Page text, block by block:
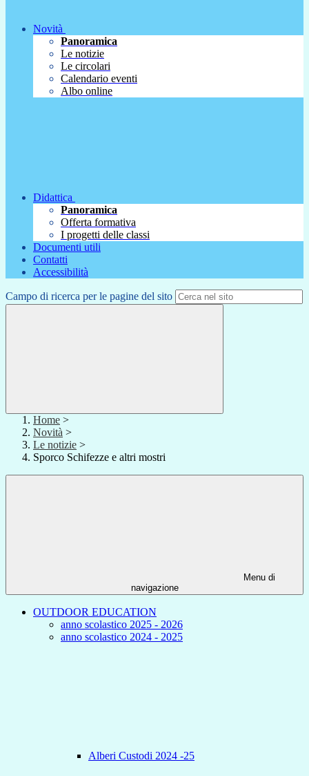
Novità
Panoramica
Le notizie
Le circolari
Calendario eventi
Albo online
Didattica
Panoramica
Offerta formativa
I progetti delle classi
Documenti utili
Contatti
Accessibilità
Campo di ricerca per le pagine del sito
Home >
Novità >
Le notizie >
Sporco Schifezze e altri mostri
Menu di
navigazione
OUTDOOR EDUCATION
anno scolastico 2025 - 2026
anno scolastico 2024 - 2025
Alberi Custodi 2024 -25